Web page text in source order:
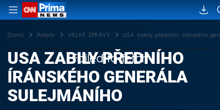
Domů Pořady VELKÉ ZPRÁVY USA zabily předního íránského
Failed to fetch
USA ZABILY PŘEDNÍHO
ÍRÁNSKÉHO GENERÁLA
SULEJMÁNÍHO